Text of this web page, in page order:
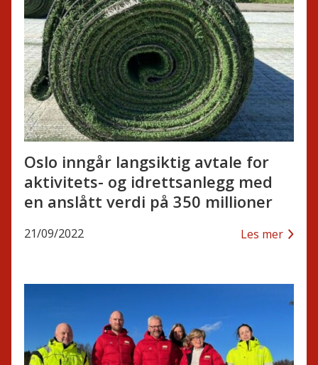
Oslo inngår langsiktig avtale for
aktivitets- og idrettsanlegg med
en anslått verdi på 350 millioner
21/09/2022 Les mer